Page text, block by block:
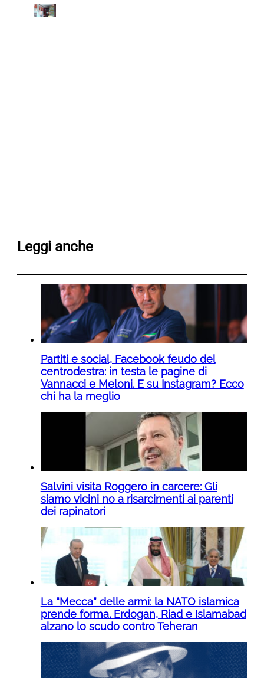
Leggi anche
Partiti e social, Facebook feudo del
centrodestra: in testa le pagine di
Vannacci e Meloni. E su Instagram? Ecco
chi ha la meglio
Salvini visita Roggero in carcere: Gli
siamo vicini no a risarcimenti ai parenti
dei rapinatori
La “Mecca” delle armi: la NATO islamica
prende forma. Erdogan, Riad e Islamabad
alzano lo scudo contro Teheran